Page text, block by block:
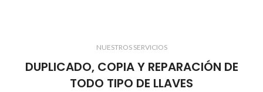
NUESTROS SERVICIOS
DUPLICADO, COPIA Y REPARACIÓN DE
TODO TIPO DE LLAVES